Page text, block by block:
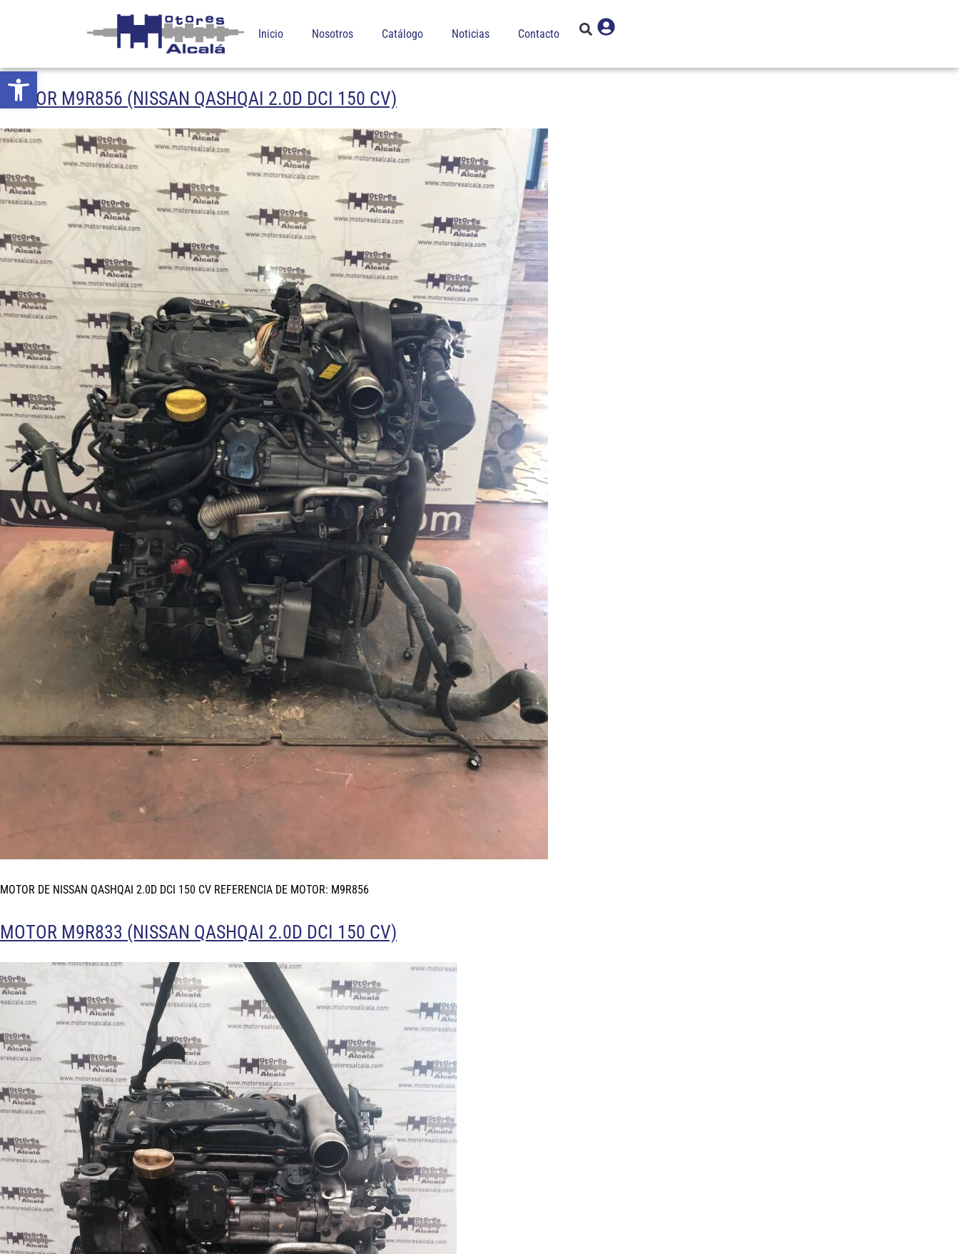
Abrir barra de herramientas
Inicio Nosotros Catálogo Noticias Contacto
MOTOR M9R856 (NISSAN QASHQAI 2.0D DCI 150 CV)
MOTOR DE NISSAN QASHQAI 2.0D DCI 150 CV REFERENCIA DE MOTOR: M9R856
MOTOR M9R833 (NISSAN QASHQAI 2.0D DCI 150 CV)